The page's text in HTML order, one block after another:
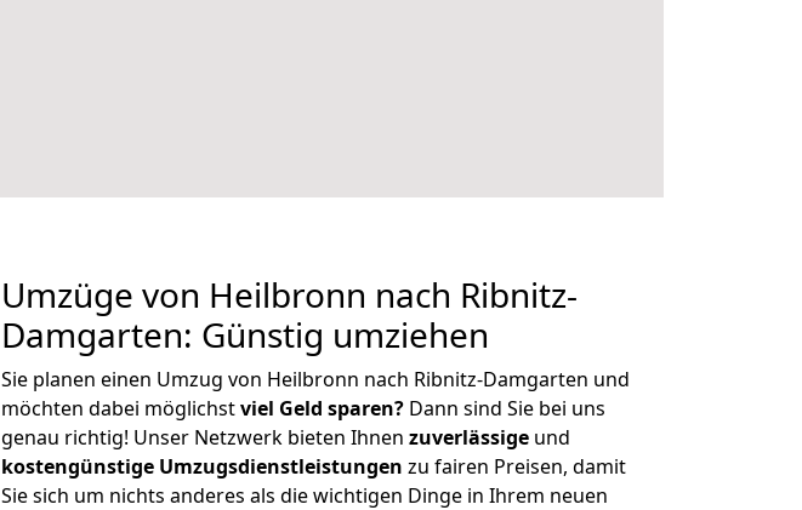
Umzüge von Heilbronn nach Ribnitz-
Damgarten: Günstig umziehen
Sie planen einen Umzug von Heilbronn nach Ribnitz-Damgarten und
möchten dabei möglichstviel Geld sparen? Dann sind Sie bei uns
genau richtig! Unser Netzwerk bieten Ihnen zuverlässige und
kostengünstige Umzugsdienstleistungen zu fairen Preisen, damit
Sie sich um nichts anderes als die wichtigen Dinge in Ihrem neuen